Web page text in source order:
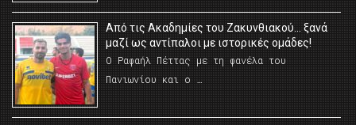
Από τις Ακαδημίες του Ζακυνθιακού… ξανά
μαζί ως αντίπαλοι με ιστορικές ομάδες!
Ο Ραφαήλ Πέττας με τη φανέλα του
Πανιωνίου και ο …